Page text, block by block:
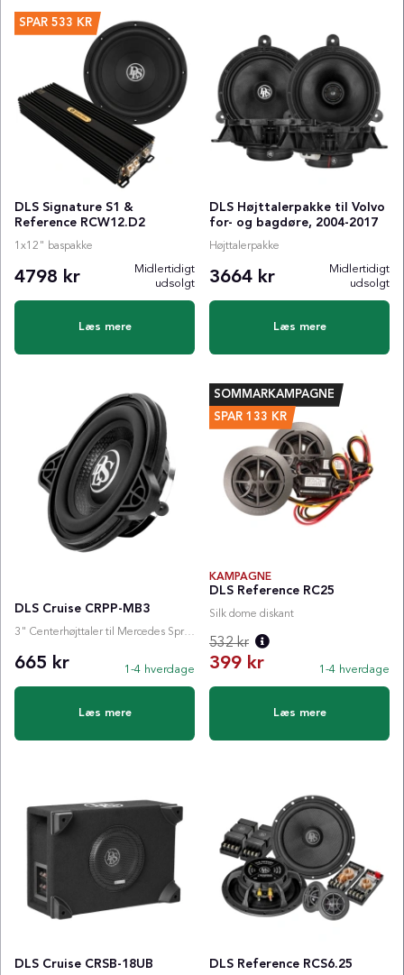
SPAR 533 KR
DLS Signature S1 &
Reference RCW12.D2
1x12" baspakke
4798 kr
Midlertidigt
udsolgt
Læs mere
DLS Højttalerpakke til Volvo
for- og bagdøre, 2004-2017
Højttalerpakke
3664 kr
Midlertidigt
udsolgt
Læs mere
DLS Cruise CRPP-MB3
3" Centerhøjttaler til Mercedes Sprinter (W907/W910)
665 kr 1-4 hverdage
Læs mere
SOMMARKAMPAGNE
SPAR 133 KR
KAMPAGNE
DLS Reference RC25
Silk dome diskant
399 kr
Normalpris:
532 kr
1-4 hverdage
Læs mere
DLS Cruise CRSB-18UB DLS Reference RCS6.25